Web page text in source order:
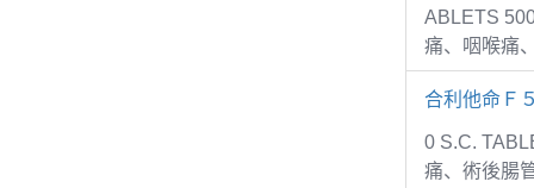
ABLETS
痛、咽喉痛
合利他命Ｆ
0 S.C.
痛、術後腸